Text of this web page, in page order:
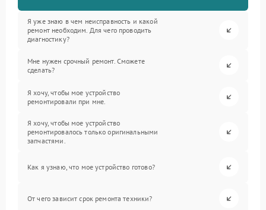
Я уже знаю в чем неисправность и какой
ремонт необходим. Для чего проводить
диагностику?
Мне нужен срочный ремонт. Сможете
сделать?
Я хочу, чтобы мое устройство
ремонтировали при мне.
Я хочу, чтобы мое устройство
ремонтировалось только оригинальными
запчастями.
Как я узнаю, что мое устройство готово?
От чего зависит срок ремонта техники?